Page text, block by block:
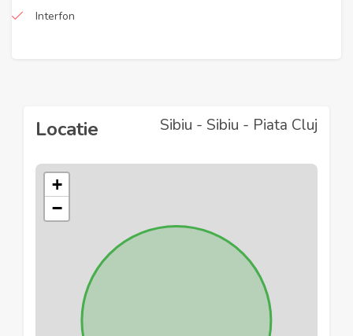
Interfon
Locatie Sibiu - Sibiu - Piata Cluj
+
−